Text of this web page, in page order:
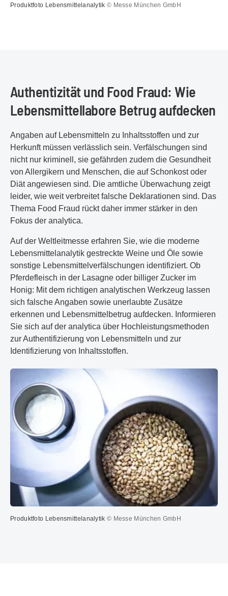
Produktfoto Lebensmittelanalytik © Messe München GmbH
Authentizität und Food Fraud: Wie
Lebensmittellabore Betrug aufdecken
Angaben auf Lebensmitteln zu Inhaltsstoffen und zur
Herkunft müssen verlässlich sein. Verfälschungen sind
nicht nur kriminell, sie gefährden zudem die Gesundheit
von Allergikern und Menschen, die auf Schonkost oder
Diät angewiesen sind. Die amtliche Überwachung zeigt
leider, wie weit verbreitet falsche Deklarationen sind. Das
Thema Food Fraud rückt daher immer stärker in den
Fokus der analytica.
Auf der Weltleitmesse erfahren Sie, wie die moderne
Lebensmittelanalytik gestreckte Weine und Öle sowie
sonstige Lebensmittelverfälschungen identifiziert. Ob
Pferdefleisch in der Lasagne oder billiger Zucker im
Honig: Mit dem richtigen analytischen Werkzeug lassen
sich falsche Angaben sowie unerlaubte Zusätze
erkennen und Lebensmittelbetrug aufdecken. Informieren
Sie sich auf der analytica über Hochleistungsmethoden
zur Authentifizierung von Lebensmitteln und zur
Identifizierung von Inhaltsstoffen.
Produktfoto Lebensmittelanalytik © Messe München GmbH